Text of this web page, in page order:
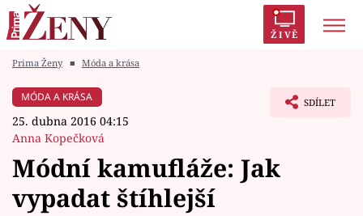
ŽIVĚ
Módní alarm
Témata
Prima Ženy ■ Móda a krása
MÓDA A KRÁSA
25. dubna 2016 04:15
Anna Kopečková
SDÍLET
Módní kamufláže: Jak
vypadat štíhlejší